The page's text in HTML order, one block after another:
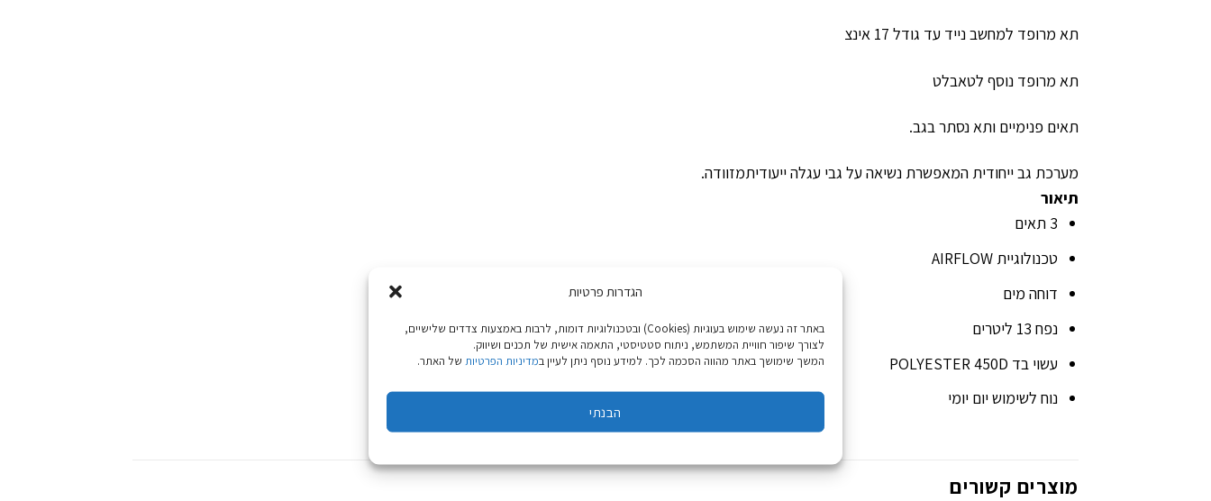
הגדרות פרטיות
באתר זה נעשה שימוש בעוגיות (Cookies) ובטכנולוגיות דומות, לרבות באמצעות צדדים שלישיים,
לצורך שיפור חוויית המשתמש, ניתוח סטטיסטי, התאמה אישית של תכנים ושיווק.
המשך שימושך באתר מהווה הסכמה לכך. למידע נוסף ניתן לעיין במדיניות הפרטיות של האתר.
הבנתי
תא מרופד למחשב נייד עד גודל 17 אינצ
תא מרופד נוסף לטאבלט
תאים פנימיים ותא נסתר בגב.
מערכת גב ייחודית המאפשרת נשיאה על גבי עגלה ייעודיתמזוודה.
תיאור
3 תאים
טכנולוגיית AIRFLOW
דוחה מים
נפח 13 ליטרים
עשוי בד POLYESTER 450D
נוח לשימוש יום יומי
מוצרים קשורים